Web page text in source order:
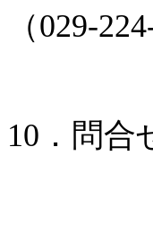
（029-
10．問